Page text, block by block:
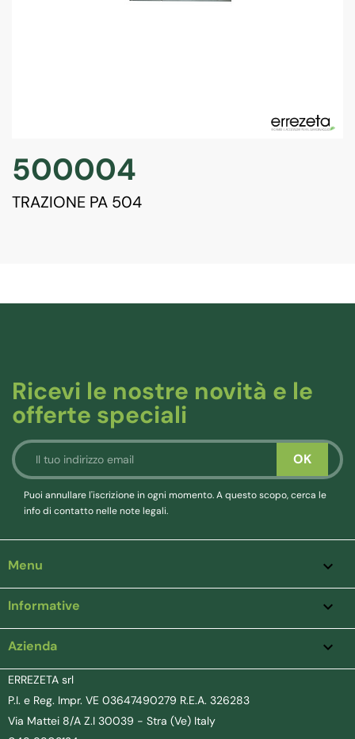
500004
TRAZIONE PA 504
Ricevi le nostre novità e le
offerte speciali
Puoi annullare l'iscrizione in ogni momento. A questo scopo, cerca le
info di contatto nelle note legali.
Menu 
Informative 
Azienda keyboard_arrow_down
ERREZETA srl
P.I. e Reg. Impr. VE 03647490279 R.E.A. 326283
Via Mattei 8/A Z.I 30039 - Stra (Ve) Italy